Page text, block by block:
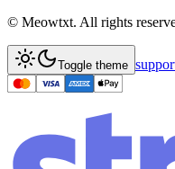
© Meowtxt. All rights
Toggle theme